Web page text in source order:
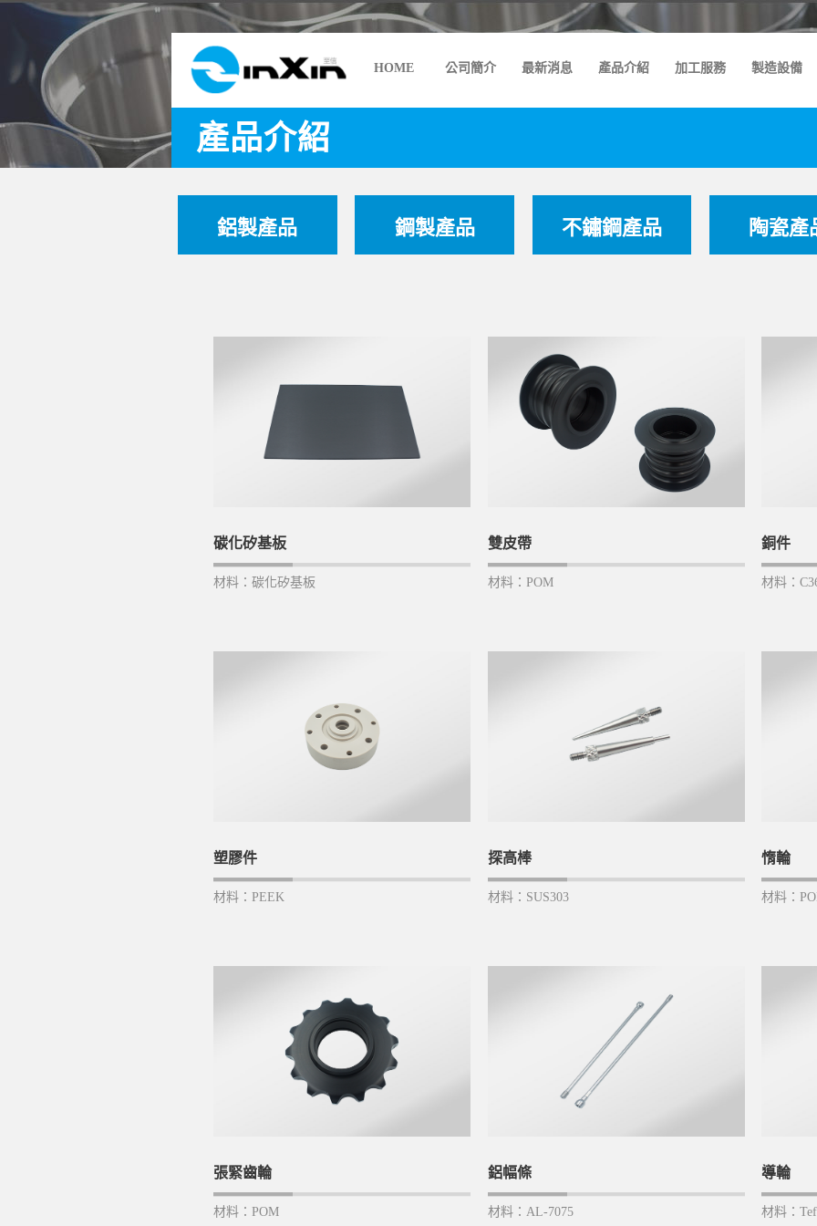
HOME 公司簡介 最新消息 產品介紹 加工服務 製造設備
產品介紹
鋁製產品 鋼製產品 不鏽鋼產品 陶瓷產
碳化矽基板
材料：碳化矽基板
雙皮帶
材料：POM
銅件
材料：
塑膠件
材料：PEEK
探高棒
材料：SUS303
惰輪
材料：
張緊齒輪
材料：POM
鋁幅條
材料：AL-7075
導輪
材料：